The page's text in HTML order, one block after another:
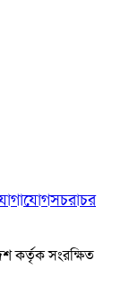
সচরাচর
কর্তৃক সংরক্ষিত